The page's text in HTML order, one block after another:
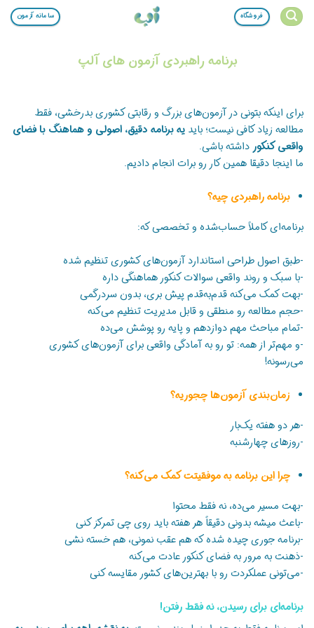
Skip
فروشگاه سامانه آزمون
برنامه راهبردی آزمون های آلپ
برای اینکه بتونی در آزمون‌های بزرگ و رقابتی کشوری بدرخشی، فقط
مطالعه زیاد کافی نیست؛ باید یه برنامه دقیق، اصولی و هماهنگ با فضای
واقعی کنکور داشته باشی.
ما اینجا دقیقا همین کار رو برات انجام دادیم.
برنامه راهبردی چیه؟
برنامه‌ای کاملاً حساب‌شده و تخصصی که:
-طبق اصول طراحی استاندارد آزمون‌های کشوری تنظیم شده
-با سبک و روند واقعی سوالات کنکور هماهنگی داره
-بهت کمک می‌کنه قدم‌به‌قدم پیش بری، بدون سردرگمی
-حجم مطالعه رو منطقی و قابل مدیریت تنظیم می‌کنه
-تمام مباحث مهم دوازدهم و پایه رو پوشش می‌ده
-و مهم‌تر از همه: تو رو به آمادگی واقعی برای آزمون‌های کشوری
می‌رسونه!
زمان‌بندی آزمون‌ها چجوریه؟
-هر دو هفته یک‌بار
-روزهای چهارشنبه
چرا این برنامه به موفقیتت کمک می‌کنه؟
-بهت مسیر می‌ده، نه فقط محتوا
-باعث میشه بدونی دقیقاً هر هفته باید روی چی تمرکز کنی
-برنامه جوری چیده شده که هم عقب نمونی، هم خسته نشی
-ذهنت به مرور به فضای کنکور عادت می‌کنه
-می‌تونی عملکردت رو با بهترین‌های کشور مقایسه کنی
برنامه‌ای برای رسیدن، نه فقط رفتن!